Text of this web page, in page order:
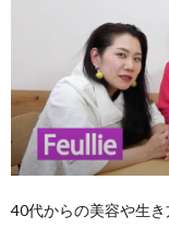
40代からの美容や生